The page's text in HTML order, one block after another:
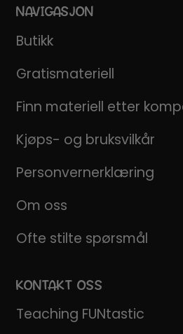
NAVIGASJON
Butikk
Gratismateriell
Finn materiell etter
Kjøps- og bruksvilkår
Personvernerklæring
Om oss
Ofte stilte spørsmål
KONTAKT OSS
Teaching FUNtastic